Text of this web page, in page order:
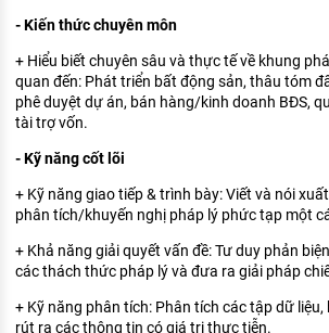
- Kiến thức chuyên môn
+ Hiểu biết chuyên sâu và thực tế về khung
quan đến: Phát triển bất động sản, thâu tóm
phê duyệt dự án, bán hàng/kinh doanh BĐS,
tài trợ vốn.
- Kỹ năng cốt lõi
+ Kỹ năng giao tiếp & trình bày: Viết và nói
phân tích/khuyến nghị pháp lý phức tạp một
+ Khả năng giải quyết vấn đề: Tư duy phản
các thách thức pháp lý và đưa ra giải pháp
+ Kỹ năng phân tích: Phân tích các tập dữ
rút ra các thông tin có giá trị thực tiễn.